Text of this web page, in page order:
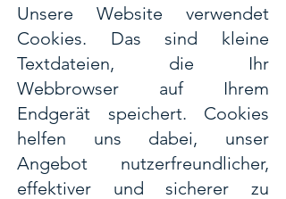
Unsere Website verwendet
Cookies. Das sind kleine
Textdateien, die Ihr
Webbrowser auf Ihrem
Endgerät speichert. Cookies
helfen uns dabei, unser
Angebot nutzerfreundlicher,
effektiver und sicherer zu